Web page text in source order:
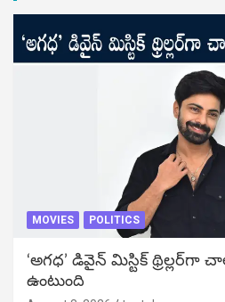
MOVIES POLITICS
‘అగధ’ డివైన్ మిస్టిక్ థ్రిల్లర్‌గా
ఉంటుంది